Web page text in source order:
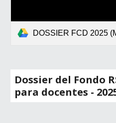
DOSSIER FCD 2025
Dossier del Fondo
para docentes - 202